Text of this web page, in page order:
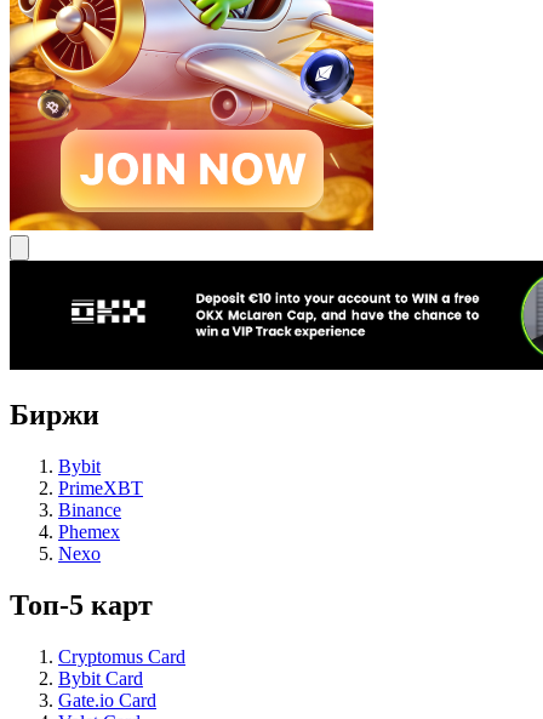
Биржи
Bybit
PrimeXBT
Binance
Phemex
Nexo
Топ-5 карт
Cryptomus Card
Bybit Card
Gate.io Card